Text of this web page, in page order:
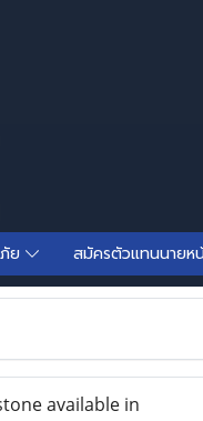
ย สมัครตัวแทนนายห
available in